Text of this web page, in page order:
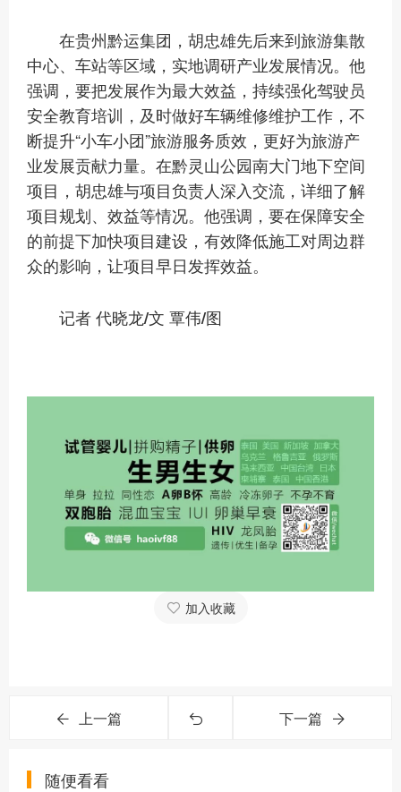
在贵州黔运集团，胡忠雄先后来到旅游集散
中心、车站等区域，实地调研产业发展情况。他
强调，要把发展作为最大效益，持续强化驾驶员
安全教育培训，及时做好车辆维修维护工作，不
断提升“小车小团”旅游服务质效，更好为旅游产
业发展贡献力量。在黔灵山公园南大门地下空间
项目，胡忠雄与项目负责人深入交流，详细了解
项目规划、效益等情况。他强调，要在保障安全
的前提下加快项目建设，有效降低施工对周边群
众的影响，让项目早日发挥效益。
记者 代晓龙/文 覃伟/图
加入收藏
上一篇 下一篇
随便看看